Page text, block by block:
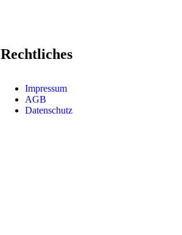
Rechtliches
Impressum
AGB
Datenschutz